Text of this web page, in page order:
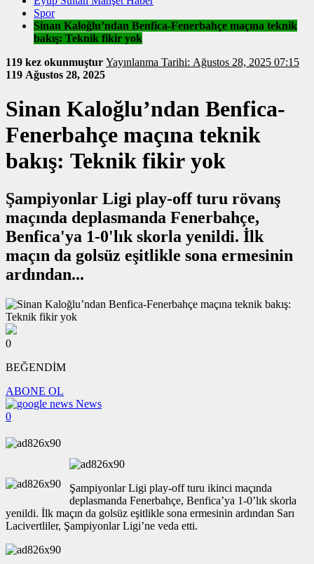
Spor
Sinan Kaloğlu’ndan Benfica-Fenerbahçe maçına teknik
bakış: Teknik fikir yok
119 kez okunmuştur
Yayınlanma Tarihi: Ağustos 28, 2025 07:15
119 Ağustos 28, 2025
Sinan Kaloğlu’ndan Benfica-
Fenerbahçe maçına teknik
bakış: Teknik fikir yok
Şampiyonlar Ligi play-off turu rövanş
maçında deplasmanda Fenerbahçe,
Benfica'ya 1-0'lık skorla yenildi. İlk
maçın da golsüz eşitlikle sona ermesinin
ardından...
0
BEĞENDİM
ABONE OL
News
0
Şampiyonlar Ligi play-off turu ikinci maçında
deplasmanda Fenerbahçe, Benfica’ya 1-0’lık skorla
yenildi. İlk maçın da golsüz eşitlikle sona ermesinin ardından Sarı
Lacivertliler, Şampiyonlar Ligi’ne veda etti.